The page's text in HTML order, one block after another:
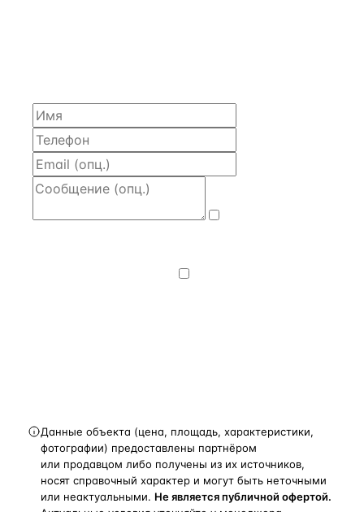
Данные объекта (цена, площадь, характеристики,
фотографии) предоставлены партнёром
или продавцом либо получены из их источников,
носят справочный характер и могут быть неточными
или неактуальными. Не является публичной офертой.